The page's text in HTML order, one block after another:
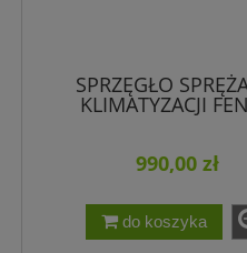
SPRZĘGŁO
KLIMATYZACJI
F117551020070
990,00 zł
do koszyka